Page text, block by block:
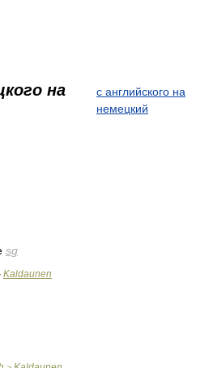
на
с английского на
немецкий
sg
Kaldaunen